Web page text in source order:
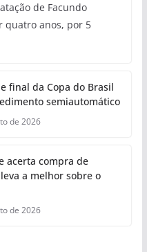
de Facundo
quatro anos, por 5
final da Copa do Brasil
semiautomático
de 2026
acerta compra de
a melhor sobre o
de 2026